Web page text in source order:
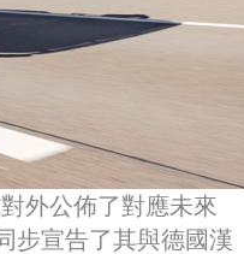
外公佈了對應未來
步宣告了其與德國漢